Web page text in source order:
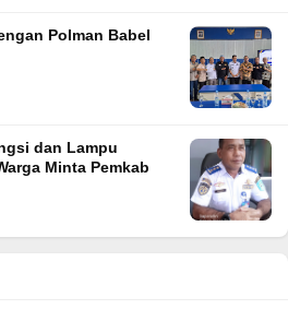
Polman Babel
dan Lampu
Minta Pemkab